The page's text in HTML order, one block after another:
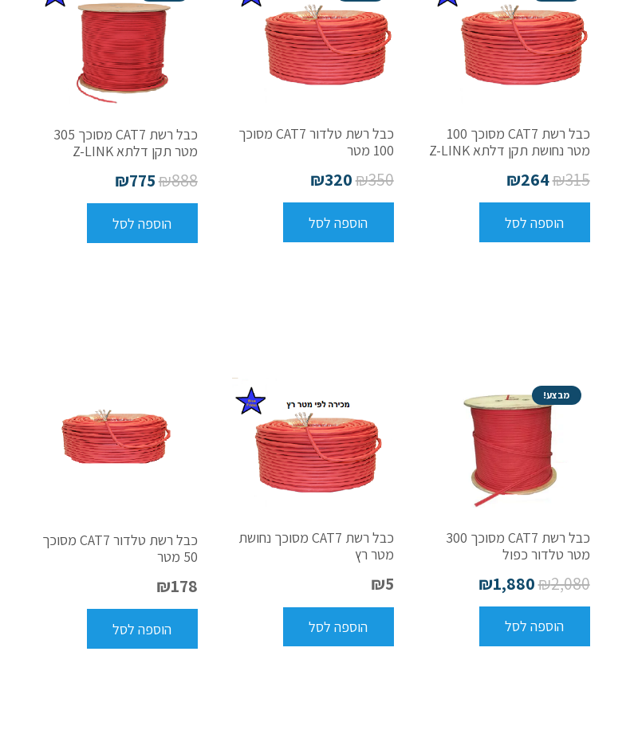
כבל רשת CAT7 מסוכך 100
מטר נחושת תקן דלתא Z-LINK
₪315
₪264
הוספה לסל
כבל רשת טלדור CAT7 מסוכך
100 מטר
₪350
₪320
הוספה לסל
כבל רשת CAT7 מסוכך 305
מטר תקן דלתא Z-LINK
₪888
₪775
הוספה לסל
מבצע!
כבל רשת CAT7 מסוכך 300
מטר טלדור כפול
₪2,080
₪1,880
הוספה לסל
כבל רשת CAT7 מסוכך נחושת
מטר רץ
₪5
הוספה לסל
כבל רשת טלדור CAT7 מסוכך
50 מטר
₪178
הוספה לסל